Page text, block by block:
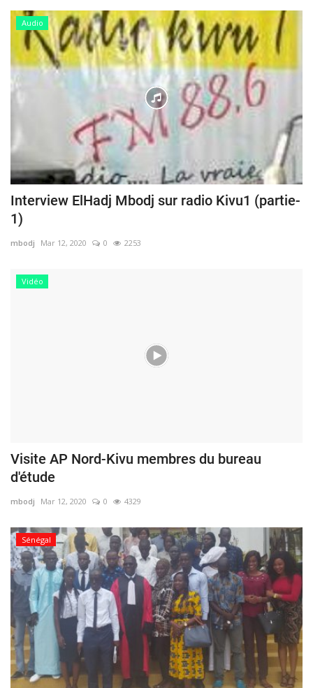
Audio
Interview ElHadj Mbodj sur radio Kivu1 (partie-
1)
mbodj Mar 12, 2020 0 2253
Vidéo
Visite AP Nord-Kivu membres du bureau
d'étude
mbodj Mar 12, 2020 0 4329
Sénégal